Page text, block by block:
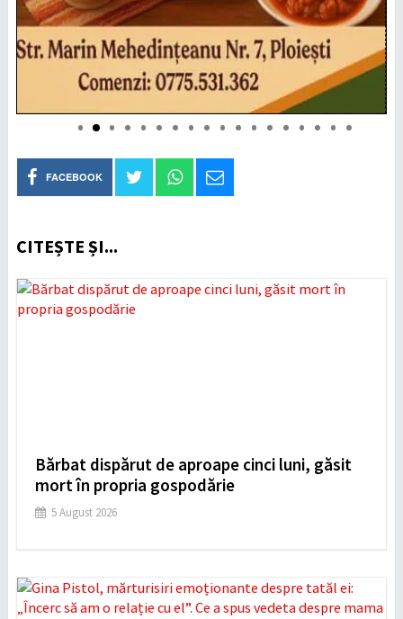
FACEBOOK
CITEȘTE ȘI...
Bărbat dispărut de aproape cinci luni, găsit
mort în propria gospodărie
5 August 2026